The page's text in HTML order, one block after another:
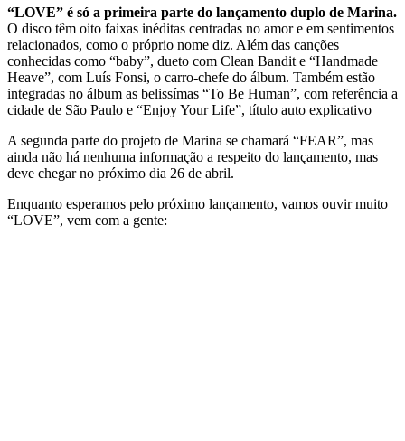
“LOVE” é só a primeira parte do lançamento duplo de Marina.
O disco têm oito faixas inéditas centradas no amor e em sentimentos
relacionados, como o próprio nome diz. Além das canções
conhecidas como “baby”, dueto com Clean Bandit e “Handmade
Heave”, com Luís Fonsi, o carro-chefe do álbum. Também estão
integradas no álbum as belissímas “To Be Human”, com referência a
cidade de São Paulo e “Enjoy Your Life”, título auto explicativo
A segunda parte do projeto de Marina se chamará “FEAR”, mas
ainda não há nenhuma informação a respeito do lançamento, mas
deve chegar no próximo dia 26 de abril.
Enquanto esperamos pelo próximo lançamento, vamos ouvir muito
“LOVE”, vem com a gente: